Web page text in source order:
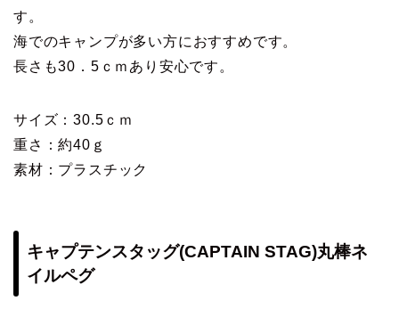
す。
海でのキャンプが多い方におすすめです。
長さも30．5ｃｍあり安心です。
サイズ：30.5ｃｍ
重さ：約40ｇ
素材：プラスチック
キャプテンスタッグ(CAPTAIN STAG)丸棒ネ
イルペグ